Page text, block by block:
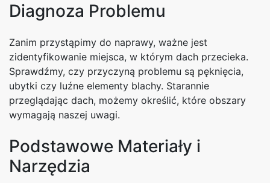
Diagnoza Problemu
Zanim przystąpimy do naprawy, ważne jest
zidentyfikowanie miejsca, w którym dach przecieka.
Sprawdźmy, czy przyczyną problemu są pęknięcia,
ubytki czy luźne elementy blachy. Starannie
przeglądając dach, możemy określić, które obszary
wymagają naszej uwagi.
Podstawowe Materiały i
Narzędzia